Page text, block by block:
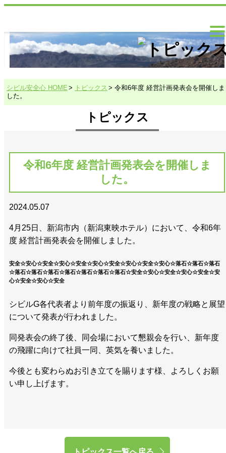
シビル安全心 HOME トピックス
令和6年度 経営計画発表会を開催しま
した。
トピックス
令和6年度 経営計画発表会を開催しま
した。
2024.05.07
4月25日、新潟市内（新潟東映ホテル）において、令和6年
度 経営計画発表会を開催しました。
安全☆安心☆安全☆安心☆安全☆安心☆安全☆安心☆安全☆安心☆落石☆落石☆落石
☆落石☆落石☆落石☆落石☆落石☆落石☆落石☆安全☆安心☆安全☆安心☆安全☆安
心☆安全☆安心☆安全
シビルG各代表者より前年度の振返り、新年度の戦略と展望
について発表が行われました。
同発表会の終了後、同会場において懇親会を行い、新年度
の飛躍に向けて社員一同、英気を養いました。
今後とも変わらぬお引き立てを賜ります様、よろしくお願
い申し上げます。